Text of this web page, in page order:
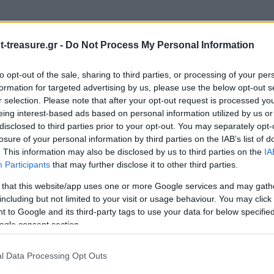
treasure.gr - Do Not Process My Personal Information
opt-out of the sale, sharing to third parties, or processing of your
for targeted advertising by us, please use the below opt-out
selection. Please note that after your opt-out request is processed
interest-based ads based on personal information utilized by us
to third parties prior to your opt-out. You may separately
of your personal information by third parties on the IAB’s list of
This information may also be disclosed by us to third parties on the
Participants that may further disclose it to other third parties.
that this website/app uses one or more Google services and may
but not limited to your visit or usage behaviour. You may
to Google and its third-party tags to use your data for below
consent section.
Data Processing Opt Outs
με*